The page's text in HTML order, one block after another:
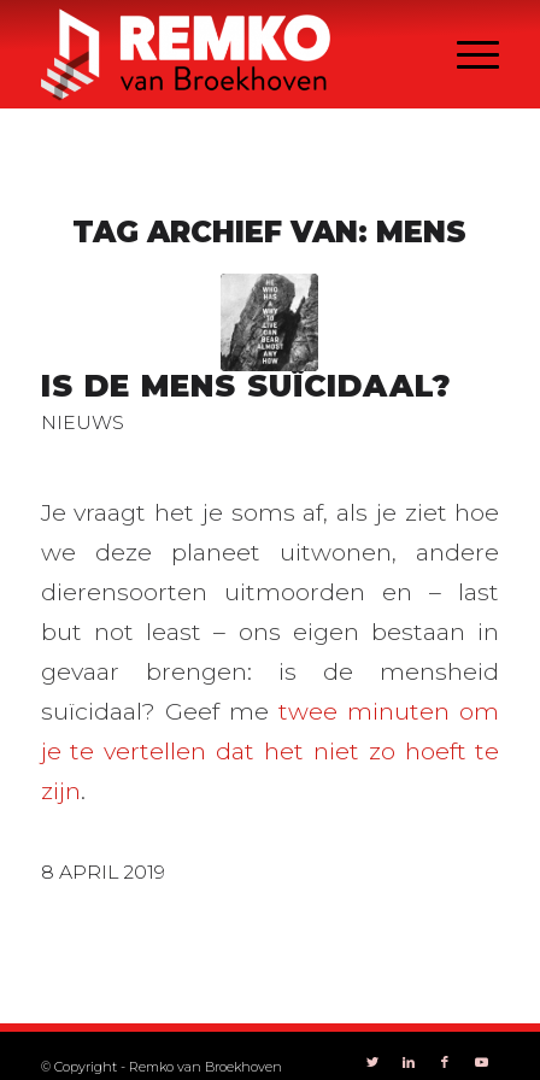
TAG ARCHIEF VAN: MENS
IS DE MENS SUÏCIDAAL?
NIEUWS
Je vraagt het je soms af, als je ziet hoe
we deze planeet uitwonen, andere
dierensoorten uitmoorden en – last
but not least – ons eigen bestaan in
gevaar brengen: is de mensheid
suïcidaal? Geef metwee minuten om
je te vertellen dat het niet zo hoeft te
zijn.
8 APRIL 2019
© Copyright - Remko van Broekhoven